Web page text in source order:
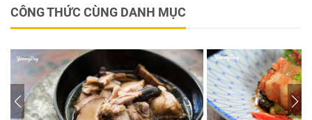
CÔNG THỨC CÙNG DANH MỤC